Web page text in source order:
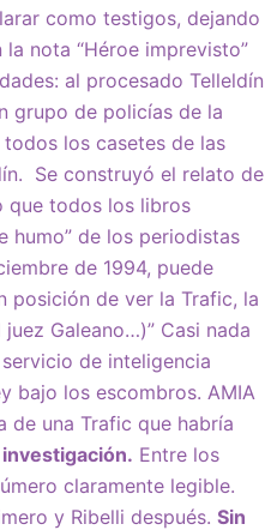
como testigos, dejando
nota “Héroe imprevisto”
al procesado Telleldín
grupo de policías de la
los casetes de las
Se construyó el relato de
que todos los libros
humo” de los periodistas
de 1994, puede
posición de ver la Trafic, la
Galeano…)” Casi nada
de inteligencia
bajo los escombros. AMIA
de una Trafic que habría
Entre los
claramente legible.
y Ribelli después. Sin